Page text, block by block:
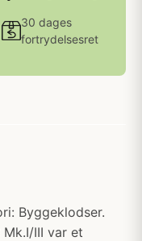
30 dages
fortrydelsesret
Byggeklodser.
Mk.I/III var et